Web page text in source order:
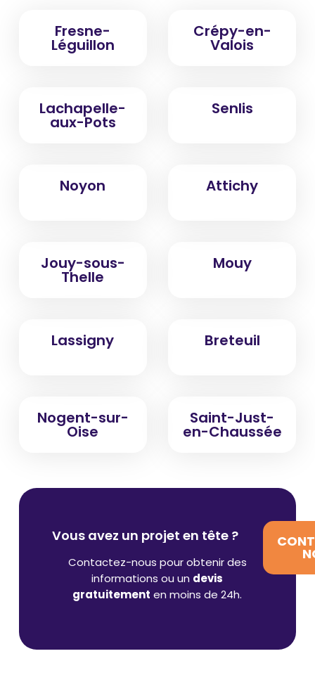
Fresne-
Léguillon
Crépy-en-
Valois
Lachapelle-
aux-Pots
Senlis
Noyon Attichy
Jouy-sous-
Thelle
Mouy
Lassigny Breteuil
Nogent-sur-
Oise
Saint-Just-
en-Chaussée
Vous avez un projet en tête ?
Contactez-nous pour obtenir des
informations ou un devis
gratuitement en moins de 24h.